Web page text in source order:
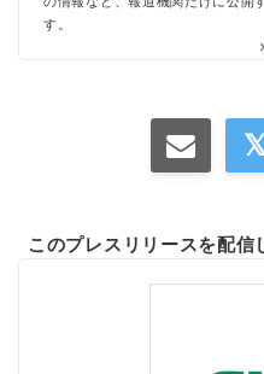
す。
このプレスリリースを配信